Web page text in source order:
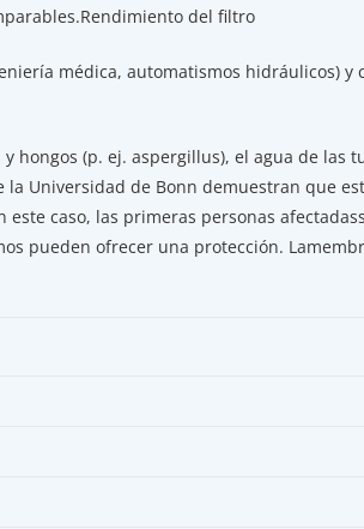
del filtro
médica, automatismos hidráulicos) y
hongos (p. ej. aspergillus), el agua de las
Universidad de Bonn demuestran que
caso, las primeras personas
pueden ofrecer una protección.